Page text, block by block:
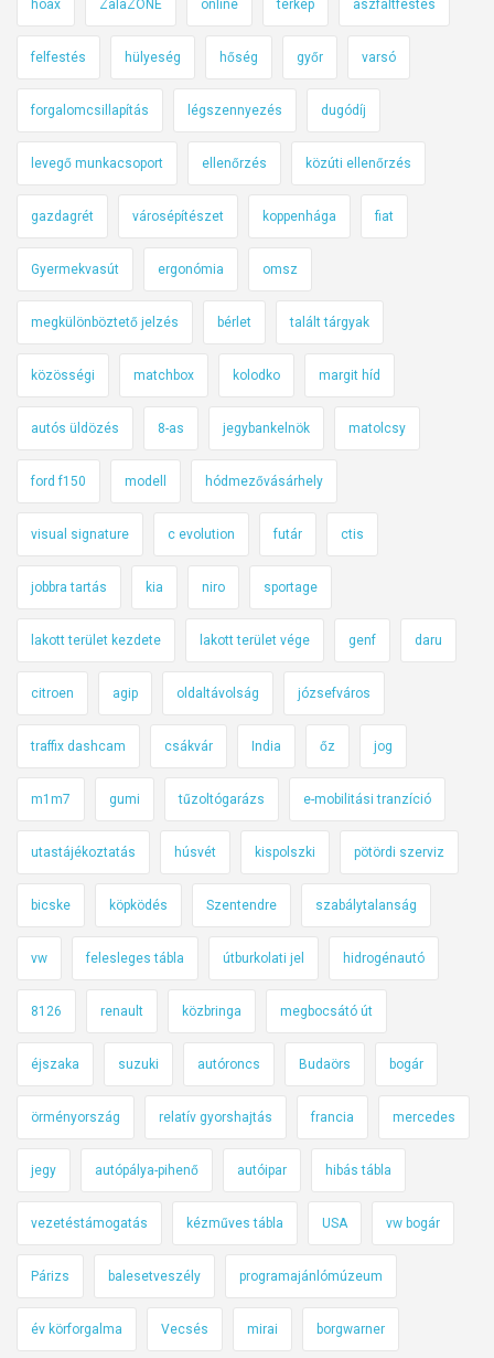
hoax ZalaZONE online térkép aszfaltfestés
felfestés hülyeség hőség győr varsó
forgalomcsillapítás légszennyezés dugódíj
levegő munkacsoport ellenőrzés közúti ellenőrzés
gazdagrét városépítészet koppenhága fiat
Gyermekvasút ergonómia omsz
megkülönböztető jelzés bérlet talált tárgyak
közösségi matchbox kolodko margit híd
autós üldözés 8-as jegybankelnök matolcsy
ford f150 modell hódmezővásárhely
visual signature c evolution futár ctis
jobbra tartás kia niro sportage
lakott terület kezdete lakott terület vége genf daru
citroen agip oldaltávolság józsefváros
traffix dashcam csákvár India őz jog
m1m7 gumi tűzoltógarázs e-mobilitási tranzíció
utastájékoztatás húsvét kispolszki pötördi szerviz
bicske köpködés Szentendre szabálytalanság
vw felesleges tábla útburkolati jel hidrogénautó
8126 renault közbringa megbocsátó út
éjszaka suzuki autóroncs Budaörs bogár
örményország relatív gyorshajtás francia mercedes
jegy autópálya-pihenő autóipar hibás tábla
vezetéstámogatás kézműves tábla USA vw bogár
Párizs balesetveszély programajánlómúzeum
év körforgalma Vecsés mirai borgwarner